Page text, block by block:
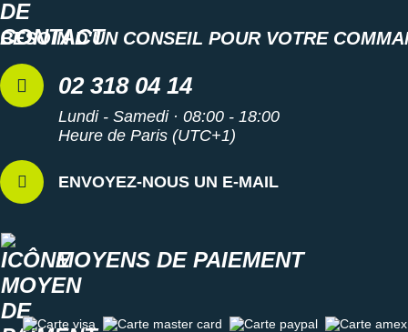
BESOIN D'UN CONSEIL POUR VOTRE
02 318 04 14
Lundi - Samedi · 08:00 - 18:00
Heure de Paris (UTC+1)
ENVOYEZ-NOUS UN E-MAIL
MOYENS DE PAIEMENT
Carte visa Carte master card Carte paypal Carte amex